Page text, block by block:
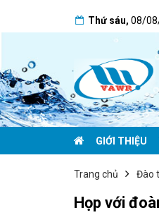
Thứ sáu, 08/
GIỚI THIỆU
Trang chủ Đào
Họp với